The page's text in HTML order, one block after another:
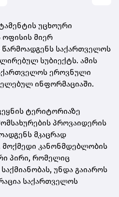
უცხოური
მიერ
საქართველოს
სუბიექტს. ამის
ეროვნული
ინფორმაციაში.
ტერიტორიაზე
პროვაიდერის
მკაცრად
კანონმდებლობის
პირი, რომელიც
უნდა გაიაროს
საქართველოს